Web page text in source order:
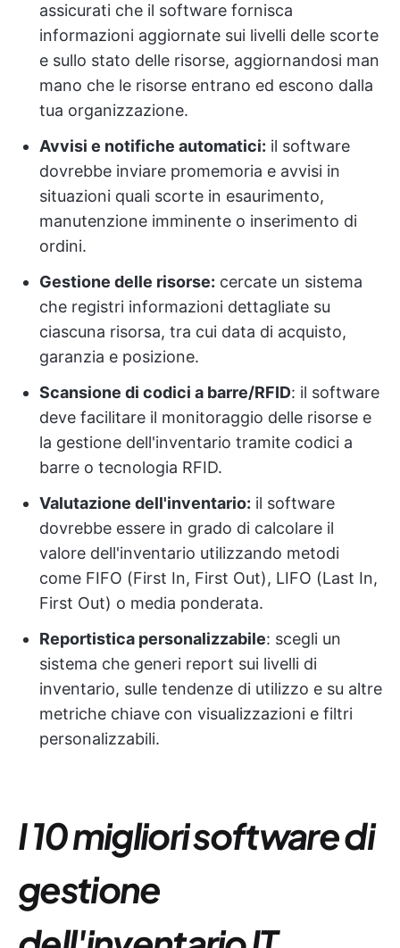
assicurati che il software fornisca
informazioni aggiornate sui livelli delle scorte
e sullo stato delle risorse, aggiornandosi man
mano che le risorse entrano ed escono dalla
tua organizzazione.
Avvisi e notifiche automatici: il software
dovrebbe inviare promemoria e avvisi in
situazioni quali scorte in esaurimento,
manutenzione imminente o inserimento di
ordini.
Gestione delle risorse: cercate un sistema
che registri informazioni dettagliate su
ciascuna risorsa, tra cui data di acquisto,
garanzia e posizione.
Scansione di codici a barre/RFID: il software
deve facilitare il monitoraggio delle risorse e
la gestione dell'inventario tramite codici a
barre o tecnologia RFID.
Valutazione dell'inventario: il software
dovrebbe essere in grado di calcolare il
valore dell'inventario utilizzando metodi
come FIFO (First In, First Out), LIFO (Last In,
First Out) o media ponderata.
Reportistica personalizzabile: scegli un
sistema che generi report sui livelli di
inventario, sulle tendenze di utilizzo e su altre
metriche chiave con visualizzazioni e filtri
personalizzabili.
I 10 migliori software di
gestione